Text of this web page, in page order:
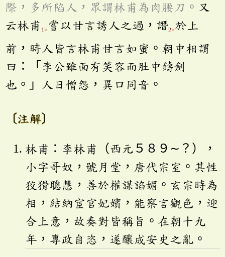
際，多所陷人，眾謂林甫為肉腰刀。 又
云林甫 1> 嘗以甘言誘人之過，譖2>於上
前，時人皆言林甫甘言如蜜。朝中相謂
曰：「李公雖面有笑容而肚中鑄劍
也。」人日憎怨，異口同音。
〔注解〕
林甫：李林甫（西元５８９∼？），
小字哥奴，號月堂，唐代宗室。其性
狡猾聰慧，善於權謀諂媚。玄宗時為
相，結納宦官妃嬪，能察言觀色，迎
合上意，故奏對皆稱旨。在朝十九
年，專政自恣，遂釀成安史之亂。